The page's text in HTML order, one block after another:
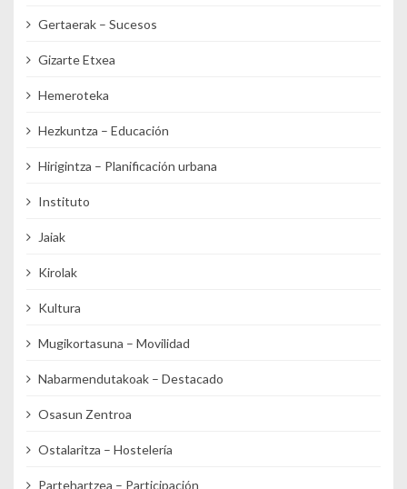
Gertaerak – Sucesos
Gizarte Etxea
Hemeroteka
Hezkuntza – Educación
Hirigintza – Planificación urbana
Instituto
Jaiak
Kirolak
Kultura
Mugikortasuna – Movilidad
Nabarmendutakoak – Destacado
Osasun Zentroa
Ostalaritza – Hostelería
Partehartzea – Participación